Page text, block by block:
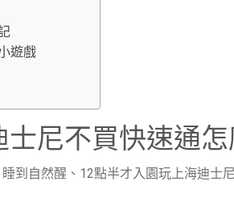
遊戲
士尼不買快速通怎
睡到自然醒、12點半才入園玩上海迪士尼